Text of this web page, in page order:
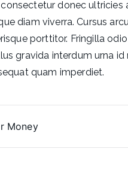
donec
diam viverra. Cursus
porttitor. Fringilla
gravida interdum urna
quam imperdiet.
Money